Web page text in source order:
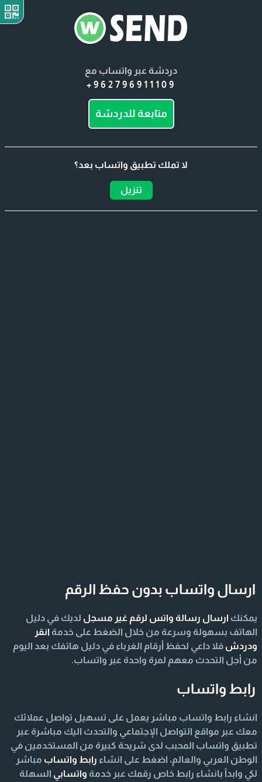
دردشة عبر واتساب مع
+962796911109
متابعة للدردشة
لا تملك تطبيق واتساب بعد؟
تنزيل
ارسال واتساب بدون حفظ الرقم
يمكنك ارسال رسالة واتس لرقم غير مسجل لديك في دليل
الهاتف بسهولة وسرعة من خلال الضغط على خدمة انقر
ودردش فلا داعي لحفظ أرقام الغرباء في دليل هاتفك بعد اليوم
من أجل التحدث معهم لمرة واحدة عبر واتساب.
رابط واتساب
انشاء رابط واتساب مباشر يعمل على تسهيل تواصل عملائك
معك عبر مواقع التواصل الإجتماعي والتحدث اليك مباشرة عبر
تطبيق واتساب المحبب لدى شريحة كبيرة من المستخدمين في
الوطن العربي والعالم، اضغط على انشاء رابط واتساب مباشر
لكي وابدأ بانشاء رابط خاص رقمك عبر خدمة واتسابي السهلة